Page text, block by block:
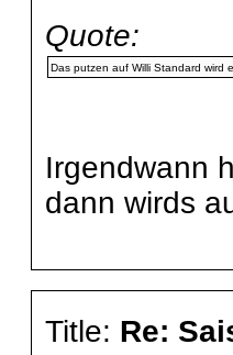
Quote:
Das putzen auf Willi Standard wird
Irgendwann
dann wirds
Title: Re: